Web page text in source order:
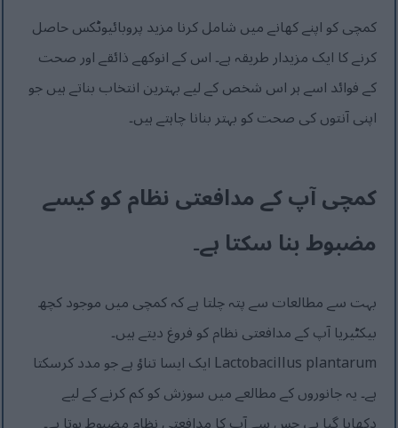
کمچی کو اپنے کھانے میں شامل کرنا مزید پروبائیوٹکس حاصل
کرنے کا ایک مزیدار طریقہ ہے۔ اس کے انوکھے ذائقے اور صحت
کے فوائد اسے ہر اس شخص کے لیے بہترین انتخاب بناتے ہیں جو
اپنی آنتوں کی صحت کو بہتر بنانا چاہتے ہیں۔
کمچی آپ کے مدافعتی نظام کو کیسے
مضبوط بنا سکتا ہے۔
بہت سے مطالعات سے پتہ چلتا ہے کہ کمچی میں موجود کچھ
بیکٹیریا آپ کے مدافعتی نظام کو فروغ دیتے ہیں۔
Lactobacillus plantarum ایک ایسا تناؤ ہے جو مدد کرسکتا
ہے۔ یہ جانوروں کے مطالعے میں سوزش کو کم کرنے کے لیے